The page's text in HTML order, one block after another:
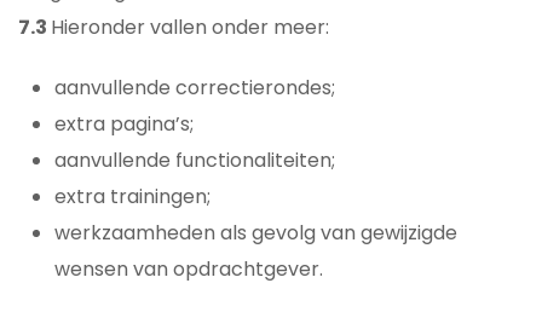
7.3 Hieronder vallen onder meer:
aanvullende correctierondes;
extra pagina’s;
aanvullende functionaliteiten;
extra trainingen;
werkzaamheden als gevolg van gewijzigde
wensen van opdrachtgever.